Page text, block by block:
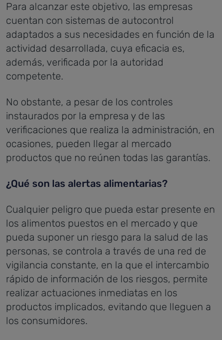
Para alcanzar este objetivo, las empresas
cuentan con sistemas de autocontrol
adaptados a sus necesidades en función de la
actividad desarrollada, cuya eficacia es,
además, verificada por la autoridad
competente.
No obstante, a pesar de los controles
instaurados por la empresa y de las
verificaciones que realiza la administración, en
ocasiones, pueden llegar al mercado
productos que no reúnen todas las garantías.
¿Qué son las alertas alimentarias?
Cualquier peligro que pueda estar presente en
los alimentos puestos en el mercado y que
pueda suponer un riesgo para la salud de las
personas, se controla a través de una red de
vigilancia constante, en la que el intercambio
rápido de información de los riesgos, permite
realizar actuaciones inmediatas en los
productos implicados, evitando que lleguen a
los consumidores.